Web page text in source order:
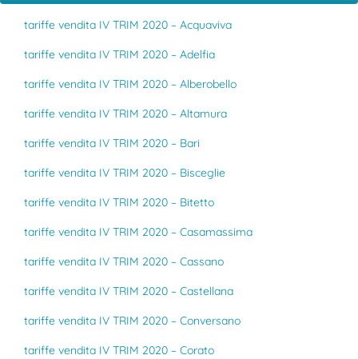
tariffe vendita IV TRIM 2020 – Acquaviva
tariffe vendita IV TRIM 2020 – Adelfia
tariffe vendita IV TRIM 2020 – Alberobello
tariffe vendita IV TRIM 2020 – Altamura
tariffe vendita IV TRIM 2020 – Bari
tariffe vendita IV TRIM 2020 – Bisceglie
tariffe vendita IV TRIM 2020 – Bitetto
tariffe vendita IV TRIM 2020 – Casamassima
tariffe vendita IV TRIM 2020 – Cassano
tariffe vendita IV TRIM 2020 – Castellana
tariffe vendita IV TRIM 2020 – Conversano
tariffe vendita IV TRIM 2020 – Corato